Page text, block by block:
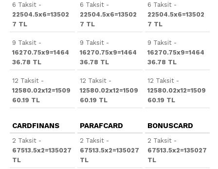
6 Taksit -
22504.5x6=13502
7 TL
9 Taksit -
16270.75x9=1464
36.78 TL
12 Taksit -
12580.02x12=1509
60.19 TL
6 Taksit -
22504.5x6=13502
7 TL
9 Taksit -
16270.75x9=1464
36.78 TL
12 Taksit -
12580.02x12=1509
60.19 TL
6 Taksit -
22504.5x6=13502
7 TL
9 Taksit -
16270.75x9=1464
36.78 TL
12 Taksit -
12580.02x12=1509
60.19 TL
CARDFINANS
2 Taksit -
67513.5x2=135027
TL
PARAFCARD
2 Taksit -
67513.5x2=135027
TL
BONUSCARD
2 Taksit -
67513.5x2=135027
TL